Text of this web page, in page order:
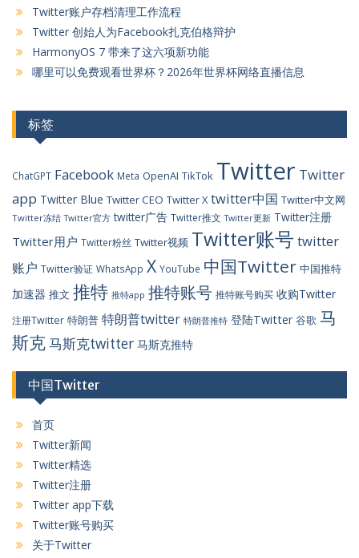
Twitter账户存档清理工作流程
Twitter 创始人为Facebook扎克伯格辩护
HarmonyOS 7 带来了这六项新功能
哪里可以免费观看世界杯？2026年世界杯网络直播信息
标签
ChatGPT Facebook Meta OpenAI TikTok Twitter Twitter
app Twitter Blue Twitter CEO Twitter X twitter中国 Twitter中文网
Twitter冻结 Twitter官方 twitter广告 Twitter推文 Twitter更新 Twitter注册
Twitter用户 Twitter粉丝 Twitter视频 Twitter账号 twitter
账户 Twitter验证 WhatsApp X YouTube 中国Twitter 中国推特
加速器 推文 推特 推特app 推特账号 推特账号购买 收购Twitter
注册Twitter 特朗普 特朗普twitter 特朗普推特 登陆Twitter 谷歌 马
斯克马斯克twitter 马斯克推特
中国Twitter
首页
Twitter新闻
Twitter精选
Twitter注册
Twitter app下载
Twitter账号购买
关于Twitter